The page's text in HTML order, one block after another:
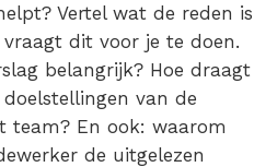
Vertel wat de reden is
dit voor je te doen.
belangrijk? Hoe draagt
van de
team? En ook: waarom
de uitgelezen